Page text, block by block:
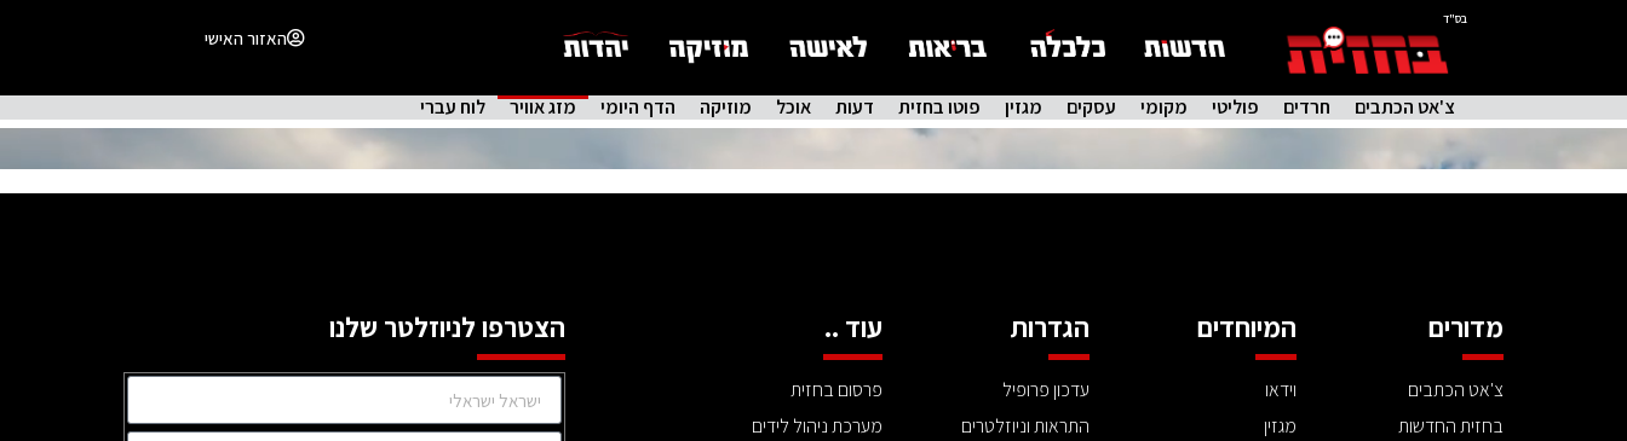
בס"ד
האזור האישי
צ'אט הכתבים חרדים פוליטי מקומי עסקים מגזין פוטו בחזית דעות אוכל מוזיקה הדף היומי מזג אוויר לוח עברי
מדורים
צ'אט הכתבים
בחזית החדשות
המיוחדים
וידאו
מגזין
הגדרות
עדכון פרופיל
התראות וניוזלטרים
עוד ..
פרסום בחזית
מערכת ניהול לידים
הצטרפו לניוזלטר שלנו